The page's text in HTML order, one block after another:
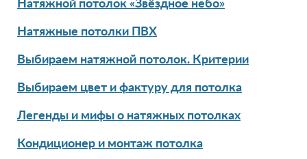
Натяжной потолок «Звёздное небо»
Натяжные потолки ПВХ
Выбираем натяжной потолок. Критерии
Выбираем цвет и фактуру для потолка
Легенды и мифы о натяжных потолках
Кондиционер и монтаж потолка